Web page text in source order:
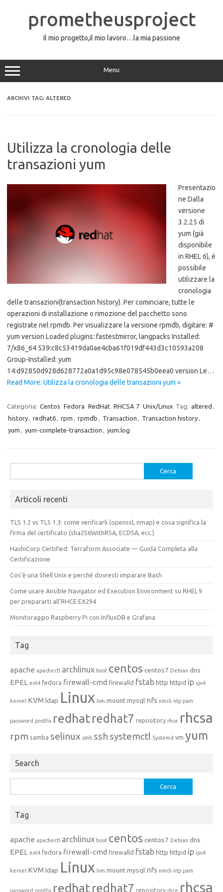
contenutoprometheusproject
Il mio progetto,il mio lavoro…la mia passione
Menu
ARCHIVI TAG: ALTERED
Utilizza la cronologia delle
transazioni yum
Presentazio
ne Dalla
versione
3.2.25 di
yum (già
disponibile
in RHEL 6), è
possibile
utilizzare la
cronologia
delle transazioni(transaction history). Per cominciare, tutte le
operazioni di installazione o rimozione del pacchetto sono
registrate nel rpmdb. Per visualizzare la versione rpmdb, digitare: #
yum version Loaded plugins: fastestmirror, langpacks Installed:
7/x86_64 539:c8c53419da0ae4cba61f019df443d3c10593a208
Group-Installed: yum
14:d92850d928d628772a0a1d95c98e078545b0eea0 version Le…
Read More: Utilizza la cronologia delle transazioni yum »
Categoria: Centos Fedora RedHat RHCSA 7 Unix/Linux Tag: altered ,
history, redhat6, rpm , rpmdb , Transaction , Transaction history,
yum , yum-complete-transaction , yum.log
per:
Articoli recenti
TLS 1.2 vs TLS 1.3: come verificarli (openssl, nmap) e cosa significa la
firma del certificato (sha256WithRSA, ECDSA, ecc.)
HashiCorp Certified: Terraform Associate — Guida Completa alla
Certificazione
Cos’è una Shell Unix e perché dovresti imparare Bash
Come usare Ansible Navigator ed Execution Environment su RHEL 9
per prepararti all’RHCE EX294
Monitoraggio Raspberry Pi con InfluxDB e Grafana
Tag
apache apachectl archlinux boot centoscentos7 Debian dns
EPEL ext4 fedora firewall-cmd firewalld fstabhttp httpd ip ipv4
kernel KVM ldap Linux lvm mountmysql nfs nmcli ntp pam
password postfix redhatredhat7 repository rhce rhcsa
rpm samba selinux smb ssh systemctl Systemd vm yum
Search
per:
Tag
apache apachectl archlinux boot centoscentos7 Debian dns
EPEL ext4 fedora firewall-cmd firewalld fstabhttp httpd ip ipv4
kernel KVM ldap Linux lvm mountmysql nfs nmcli ntp pam
password postfix redhatredhat7 repository rhce rhcsa